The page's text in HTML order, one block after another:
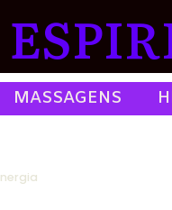
MASSAGENS